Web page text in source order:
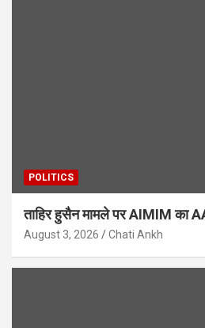
POLITICS
ताहिर हुसैन मामले पर AIMIM का
August 3, 2026 Chati Ankh